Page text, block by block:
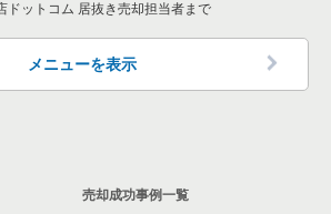
食店の居抜き売却物件の案件一覧
抜き売却物件の案件一覧
店の居抜き売却物件の案件一覧
抜き売却物件の案件一覧
ドットコム 居抜き売却担当者まで
メニューを表示
売却成功事例一覧